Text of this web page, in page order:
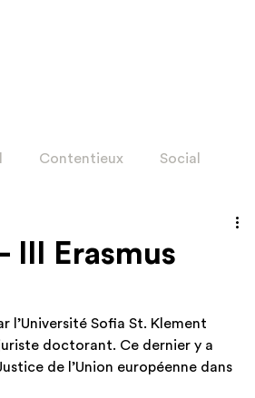
Contentieux Social
III Erasmus
l’Université Sofia St. Klement
doctorant. Ce dernier y a
de l’Union européenne dans